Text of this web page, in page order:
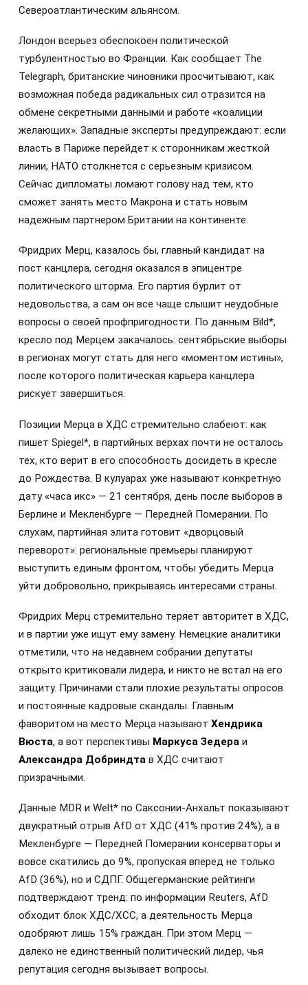
Североатлантическим альянсом.
Лондон всерьез обеспокоен политической
турбулентностью во Франции. Как сообщает The
Telegraph, британские чиновники просчитывают, как
возможная победа радикальных сил отразится на
обмене секретными данными и работе «коалиции
желающих». Западные эксперты предупреждают: если
власть в Париже перейдет к сторонникам жесткой
линии, НАТО столкнется с серьезным кризисом.
Сейчас дипломаты ломают голову над тем, кто
сможет занять место Макрона и стать новым
надежным партнером Британии на континенте.
Фридрих Мерц, казалось бы, главный кандидат на
пост канцлера, сегодня оказался в эпицентре
политического шторма. Его партия бурлит от
недовольства, а сам он все чаще слышит неудобные
вопросы о своей профпригодности. По данным Bild*,
кресло под Мерцем закачалось: сентябрьские выборы
в регионах могут стать для него «моментом истины»,
после которого политическая карьера канцлера
рискует завершиться.
Позиции Мерца в ХДС стремительно слабеют: как
пишет Spiegel*, в партийных верхах почти не осталось
тех, кто верит в его способность досидеть в кресле
до Рождества. В кулуарах уже называют конкретную
дату «часа икс» — 21 сентября, день после выборов в
Берлине и Мекленбурге — Передней Померании. По
слухам, партийная элита готовит «дворцовый
переворот»: региональные премьеры планируют
выступить единым фронтом, чтобы убедить Мерца
уйти добровольно, прикрываясь интересами страны.
Фридрих Мерц стремительно теряет авторитет в ХДС,
и в партии уже ищут ему замену. Немецкие аналитики
отметили, что на недавнем собрании депутаты
открыто критиковали лидера, и никто не встал на его
защиту. Причинами стали плохие результаты опросов
и постоянные кадровые скандалы. Главным
фаворитом на место Мерца называют Хендрика
Вюста, а вот перспективы Маркуса Зедера и
Александра Добриндта в ХДС считают
призрачными.
Данные MDR и Welt* по Саксонии-Анхальт показывают
двукратный отрыв AfD от ХДС (41% против 24%), а в
Мекленбурге — Передней Померании консерваторы и
вовсе скатились до 9%, пропуская вперед не только
AfD (36%), но и СДПГ. Общегерманские рейтинги
подтверждают тренд: по информации Reuters, AfD
обходит блок ХДС/ХСС, а деятельность Мерца
одобряют лишь 15% граждан. При этом Мерц —
далеко не единственный политический лидер, чья
репутация сегодня вызывает вопросы.